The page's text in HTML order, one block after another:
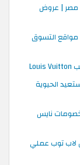
مصر | عروض
مواقع التسوق
اي هيرب للشعر لسنة 2026 | ستعيد الحيوية
نايس
لاب توب عملي